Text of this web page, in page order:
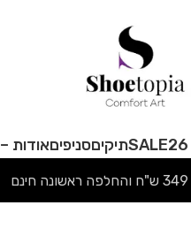
SALEתיקיםסניפיםאודות